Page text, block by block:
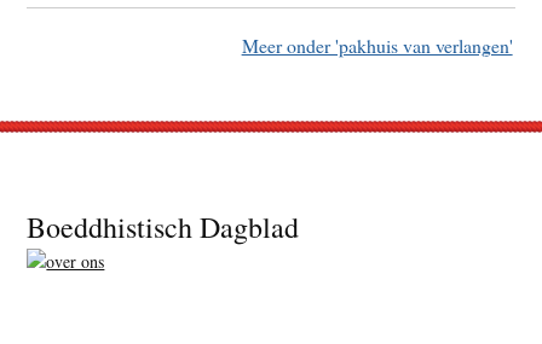
Meer onder 'pakhuis van verlangen'
Footer
Boeddhistisch Dagblad